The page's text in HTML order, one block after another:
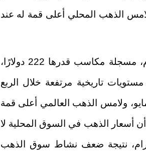
جنيهًا بنهاية مايو، ولامس الذهب المحلي أعلى قمة له عند
أما عالميًا، فقد ارتفعت الأوقية بنحو 5% منذ بداية العام، مسجلة مكاسب قدرها 222 دولارًا،
دولارًا ووصلت إلى مستويات تاريخية مرتفعة خلال الربع
قرب 4540 دولارًا بنهاية مايو، ولامس الذهب العالمي أعلى قمة
التقرير أن أسعار الذهب في السوق المحلية لا
العالمية بنحو 106 جنيهات للجرام، نتيجة ضعف نشاط سوق الذهب